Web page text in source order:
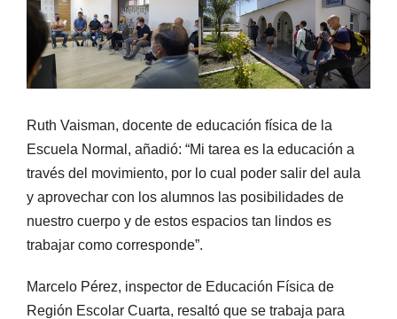
Ruth Vaisman, docente de educación física de la
Escuela Normal, añadió: “Mi tarea es la educación a
través del movimiento, por lo cual poder salir del aula
y aprovechar con los alumnos las posibilidades de
nuestro cuerpo y de estos espacios tan lindos es
trabajar como corresponde”.
Marcelo Pérez, inspector de Educación Física de
Región Escolar Cuarta, resaltó que se trabaja para